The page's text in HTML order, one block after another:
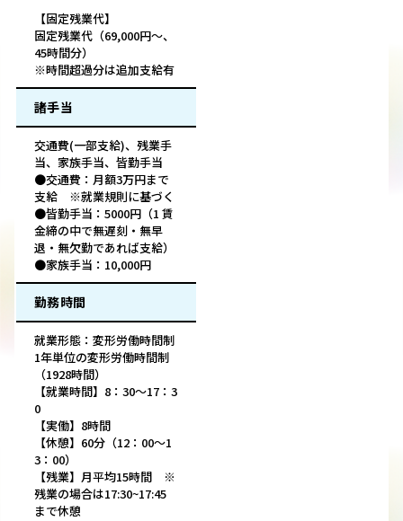
【固定残業代】
固定残業代（69,000円～、
45時間分）
※時間超過分は追加支給有
諸手当
交通費(一部支給)、残業手
当、家族手当、皆勤手当
●交通費：月額3万円まで
支給 ※就業規則に基づく
●皆勤手当：5000円（1 賃
金締の中で無遅刻・無早
退・無欠勤であれば支給）
●家族手当：10,000円
勤務時間
就業形態：変形労働時間制
1年単位の変形労働時間制
（1928時間）
【就業時間】8：30～17：3
0
【実働】8時間
【休憩】60分（12：00～1
3：00）
【残業】月平均15時間 ※
残業の場合は17:30~17:45
まで休憩